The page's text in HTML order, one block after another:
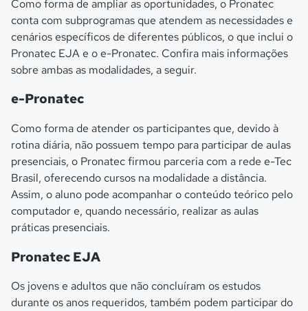
Como forma de ampliar as oportunidades, o Pronatec
conta com subprogramas que atendem as necessidades e
cenários específicos de diferentes públicos, o que inclui o
Pronatec EJA e o e-Pronatec. Confira mais informações
sobre ambas as modalidades, a seguir.
e-Pronatec
Como forma de atender os participantes que, devido à
rotina diária, não possuem tempo para participar de aulas
presenciais, o Pronatec firmou parceria com a rede e-Tec
Brasil, oferecendo cursos na modalidade a distância.
Assim, o aluno pode acompanhar o conteúdo teórico pelo
computador e, quando necessário, realizar as aulas
práticas presenciais.
Pronatec EJA
Os jovens e adultos que não concluíram os estudos
durante os anos requeridos, também podem participar do